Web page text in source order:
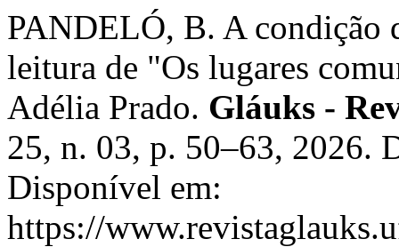
PANDELÓ, B. A condição
leitura de "Os lugares
Adélia Prado. Gláuks -
25, n. 03, p. 50–63, 2026.
Disponível em:
https://